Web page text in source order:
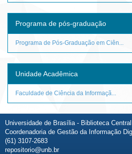
Programa de pós-graduação
Programa de Pós-Graduação em Ciên...
Unidade Acadêmica
Faculdade de Ciência da Informaçã...
Universidade de Brasília - Biblioteca Central
Coordenadoria de Gestão da Informação
(61) 3107-2683
repositorio@unb.br